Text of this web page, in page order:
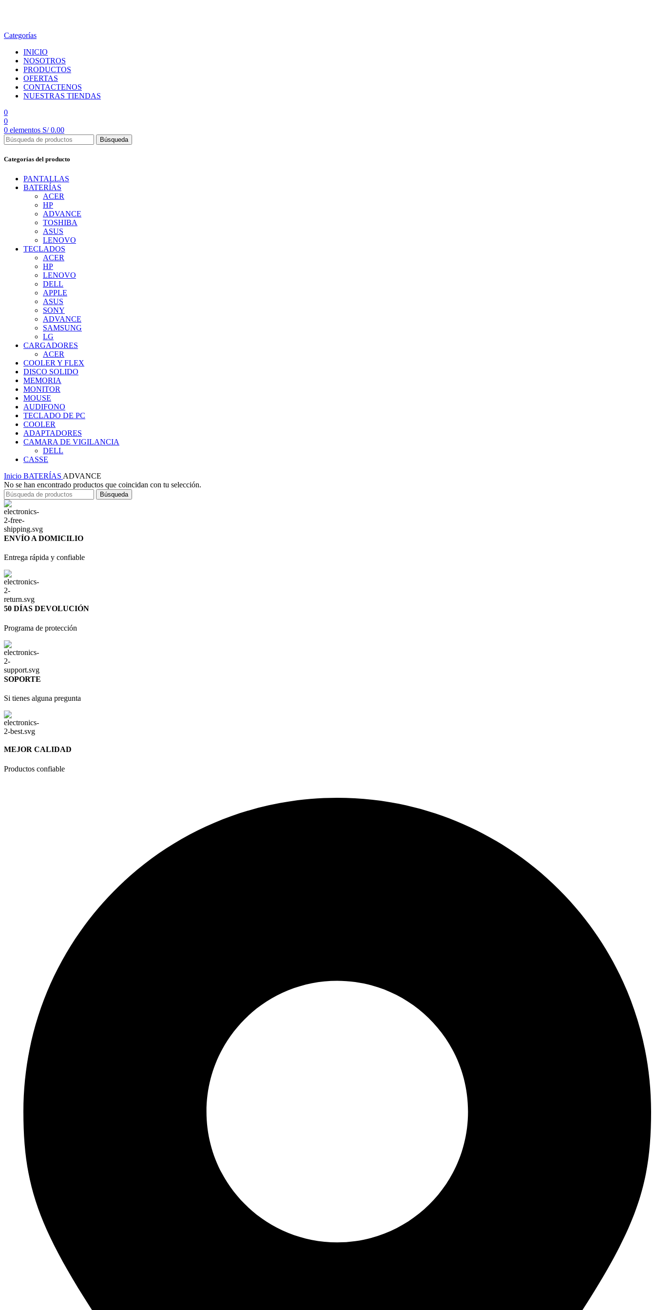
Categorías
INICIO
NOSOTROS
PRODUCTOS
OFERTAS
CONTACTENOS
NUESTRAS TIENDAS
0
0
0 elementos S/0.00
Búsqueda
Categorías del producto
PANTALLAS
BATERÍAS
ACER
HP
ADVANCE
TOSHIBA
ASUS
LENOVO
TECLADOS
ACER
HP
LENOVO
DELL
APPLE
ASUS
SONY
ADVANCE
SAMSUNG
LG
CARGADORES
ACER
COOLER Y FLEX
DISCO SOLIDO
MEMORIA
MONITOR
MOUSE
AUDIFONO
TECLADO DE PC
COOLER
ADAPTADORES
CAMARA DE VIGILANCIA
DELL
CASSE
Inicio BATERÍAS ADVANCE
No se han encontrado productos que coincidan con tu selección.
Búsqueda
ENVÍO A DOMICILIO
Entrega rápida y confiable
50 DÍAS DEVOLUCIÓN
Programa de protección
SOPORTE
Si tienes alguna pregunta
MEJOR CALIDAD
Productos confiable